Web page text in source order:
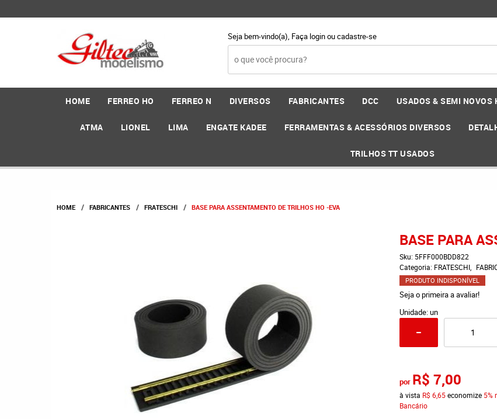
Seja bem-vindo(a), Faça loginoucadastre-se
HOME FERREO HO FERREO N DIVERSOS FABRICANTES DCC USADOS & SEMI NOVOS
ATMA LIONEL LIMA ENGATE KADEE FERRAMENTAS & ACESSÓRIOS DIVERSOS
TRILHOS TT USADOS
HOME FABRICANTES FRATESCHI BASE PARA ASSENTAMENTO DE TRILHOS HO -EVA
BASE PARA
Sku: 5FFF000BDD822
Categoria: FRATESCHI
PRODUTO INDISPONÍVEL
Seja o primeira a avaliar!
Unidade: un
por R$ 7,00
à vista R$ 6,65economize 5%
Bancário